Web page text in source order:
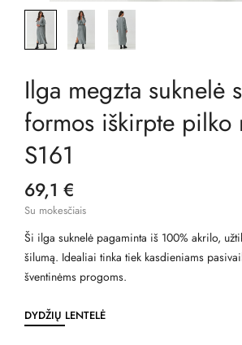
Ilga megzta suknelė
formos iškirpte pilko
S161
69,1 €
Su mokesčiais
Ši ilga suknelė pagaminta iš 100% akrilo,
šilumą. Idealiai tinka tiek kasdieniams
šventinėms progoms.
DYDŽIŲ LENTELĖ